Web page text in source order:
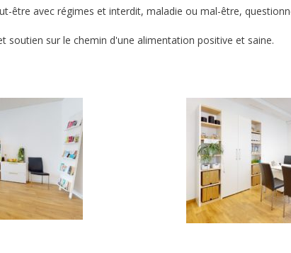
être avec régimes et interdit, maladie ou mal-être,
soutien sur le chemin d'une alimentation positive et saine.